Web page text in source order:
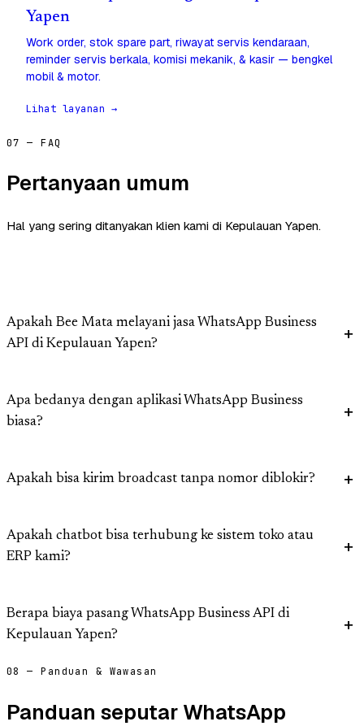
Yapen
Work order, stok spare part, riwayat servis kendaraan,
reminder servis berkala, komisi mekanik, & kasir — bengkel
mobil & motor.
Lihat layanan →
07 — FAQ
Pertanyaan umum
Hal yang sering ditanyakan klien kami di Kepulauan Yapen.
Apakah Bee Mata melayani jasa WhatsApp Business
API di Kepulauan Yapen?
Apa bedanya dengan aplikasi WhatsApp Business
biasa?
Apakah bisa kirim broadcast tanpa nomor diblokir?
Apakah chatbot bisa terhubung ke sistem toko atau
ERP kami?
Berapa biaya pasang WhatsApp Business API di
Kepulauan Yapen?
08 — Panduan & Wawasan
Panduan seputar WhatsApp